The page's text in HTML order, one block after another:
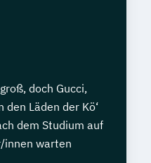
doch Gucci,
den Läden der Kö‘
dem Studium auf
innen warten